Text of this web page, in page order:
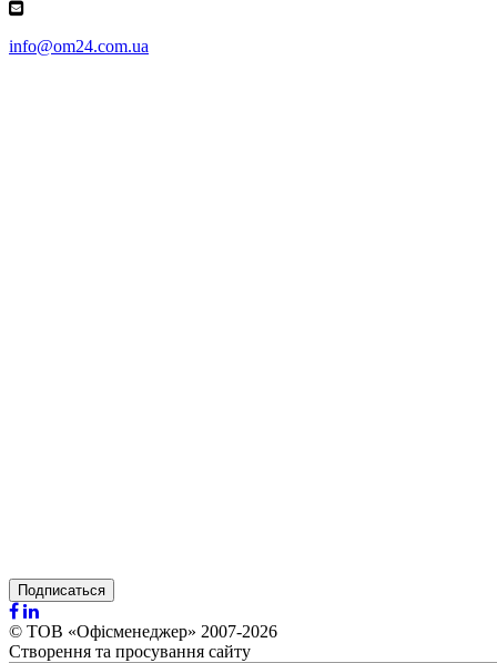
info@om24.com.ua
Подписаться
© ТОВ «Офісменеджер» 2007-2026
Створення та просування сайту